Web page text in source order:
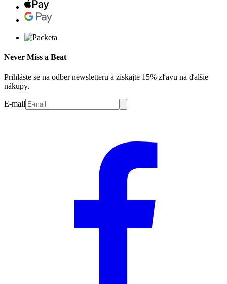
Never Miss a Beat
Prihláste se na odber newsletteru a získajte 15% zľavu na ďalšie
nákupy.
E-mail